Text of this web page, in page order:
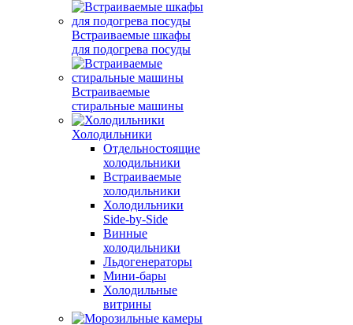
Встраиваемые шкафы
для подогрева посуды
Встраиваемые
стиральные машины
Холодильники
Отдельностоящие
холодильники
Встраиваемые
холодильники
Холодильники
Side-by-Side
Винные
холодильники
Льдогенераторы
Мини-бары
Холодильные
витрины